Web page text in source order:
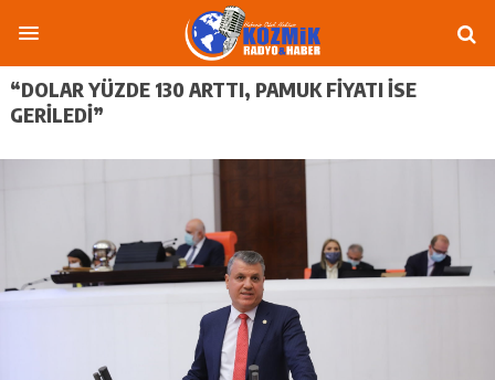
“DOLAR YÜZDE 130 ARTTI, PAMUK FİYATI İSE
GERİLEDİ”